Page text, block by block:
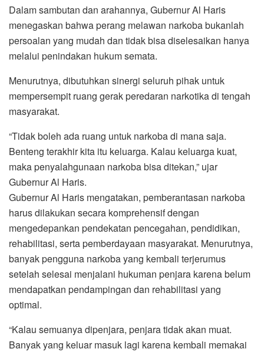
Dalam sambutan dan arahannya, Gubernur Al Haris
menegaskan bahwa perang melawan narkoba bukanlah
persoalan yang mudah dan tidak bisa diselesaikan hanya
melalui penindakan hukum semata.
Menurutnya, dibutuhkan sinergi seluruh pihak untuk
mempersempit ruang gerak peredaran narkotika di tengah
masyarakat.
“Tidak boleh ada ruang untuk narkoba di mana saja.
Benteng terakhir kita itu keluarga. Kalau keluarga kuat,
maka penyalahgunaan narkoba bisa ditekan,” ujar
Gubernur Al Haris.
Gubernur Al Haris mengatakan, pemberantasan narkoba
harus dilakukan secara komprehensif dengan
mengedepankan pendekatan pencegahan, pendidikan,
rehabilitasi, serta pemberdayaan masyarakat. Menurutnya,
banyak pengguna narkoba yang kembali terjerumus
setelah selesai menjalani hukuman penjara karena belum
mendapatkan pendampingan dan rehabilitasi yang
optimal.
“Kalau semuanya dipenjara, penjara tidak akan muat.
Banyak yang keluar masuk lagi karena kembali memakai